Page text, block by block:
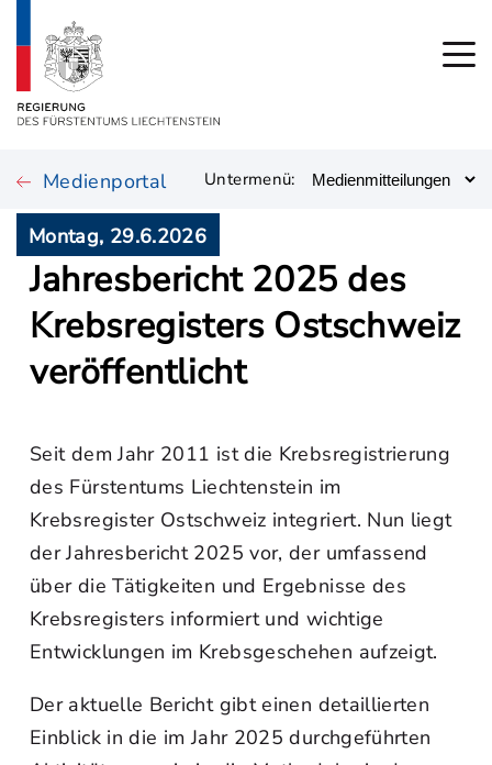
Medienportal Untermenü:
Montag, 29.6.2026
Jahresbericht 2025 des
Krebsregisters Ostschweiz
veröffentlicht
Seit dem Jahr 2011 ist die Krebsregistrierung
des Fürstentums Liechtenstein im
Krebsregister Ostschweiz integriert. Nun liegt
der Jahresbericht 2025 vor, der umfassend
über die Tätigkeiten und Ergebnisse des
Krebsregisters informiert und wichtige
Entwicklungen im Krebsgeschehen aufzeigt.
Der aktuelle Bericht gibt einen detaillierten
Einblick in die im Jahr 2025 durchgeführten